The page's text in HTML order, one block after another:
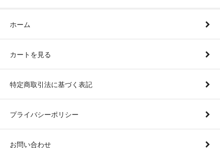
ホーム
カートを見る
特定商取引法に基づく表記
プライバシーポリシー
お問い合わせ